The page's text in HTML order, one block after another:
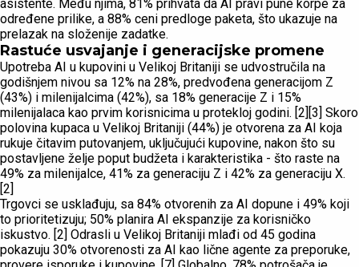
asistente. Među njima, 81% prihvata da AI pravi pune korpe za
određene prilike, a 88% ceni predloge paketa, što ukazuje na
prelazak na složenije zadatke.
Rastuće usvajanje i generacijske promene
Upotreba AI u kupovini u Velikoj Britaniji se udvostručila na
godišnjem nivou sa 12% na 28%, predvođena generacijom Z
(43%) i milenijalcima (42%), sa 18% generacije Z i 15%
milenijalaca kao prvim korisnicima u protekloj godini. [2][3] Skoro
polovina kupaca u Velikoj Britaniji (44%) je otvorena za AI koja
rukuje čitavim putovanjem, uključujući kupovine, nakon što su
postavljene želje poput budžeta i karakteristika - što raste na
49% za milenijalce, 41% za generaciju Z i 42% za generaciju X.
[2]
Trgovci se usklađuju, sa 84% otvorenih za AI dopune i 49% koji
to prioritetizuju; 50% planira AI ekspanzije za korisničko
iskustvo. [2] Odrasli u Velikoj Britaniji mlađi od 45 godina
pokazuju 30% otvorenosti za AI kao lične agente za preporuke,